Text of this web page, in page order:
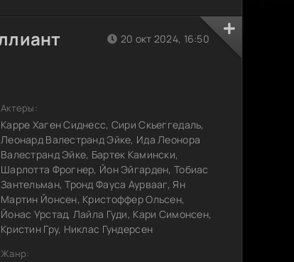
20 окт 2024, 16:50
Актеры:
Карре Хаген Сиднесс, Сири Скьеггедаль,
Леонард Валестранд Эйке, Ида Леонора
Валестранд Эйке, Бартек Камински,
Шарлотта Фрогнер, Йон Эйгарден, Тобиас
Зантельман, Тронд Фауса Аурвааг, Ян
Мартин Йонсен, Кристоффер Ольсен,
Йонас Урстад, Лайла Гуди, Кари Симонсен,
Кристин Гру, Никлас Гундерсен
Жанр: